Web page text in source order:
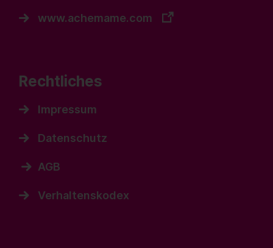
www.achemame.com
Rechtliches
Impressum
Datenschutz
AGB
Verhaltenskodex